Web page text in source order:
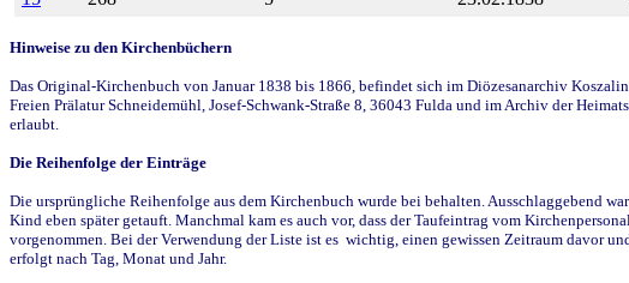
Hinweise zu den Kirchenbüchern
Das Original-Kirchenbuch von Januar 1838 bis 1866, befindet sich im Diözesanarchiv
Freien Prälatur Schneidemühl, Josef-Schwank-Straße 8, 36043 Fulda und im Archiv der
erlaubt.
Die Reihenfolge der Einträge
Die ursprüngliche Reihenfolge aus dem Kirchenbuch wurde bei behalten. Ausschlaggebend
Kind eben später getauft. Manchmal kam es auch vor, dass der Taufeintrag vom
vorgenommen. Bei der Verwendung der Liste ist es wichtig, einen gewissen Zeitraum davor
erfolgt nach Tag, Monat und Jahr.